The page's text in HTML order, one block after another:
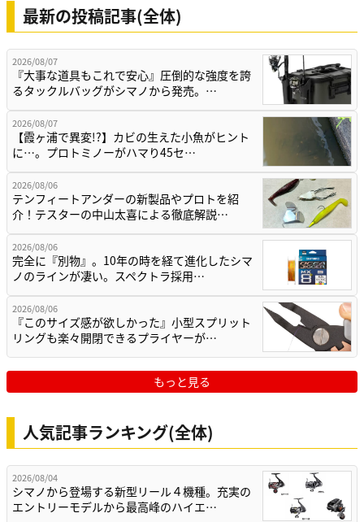
最新の投稿記事(全体)
2026/08/07
『大事な道具もこれで安心』圧倒的な強度を誇
るタックルバッグがシマノから発売。…
2026/08/07
【霞ヶ浦で異変!?】カビの生えた小魚がヒント
に…。プロトミノーがハマり45セ…
2026/08/06
テンフィートアンダーの新製品やプロトを紹
介！テスターの中山太喜による徹底解説…
2026/08/06
完全に『別物』。10年の時を経て進化したシマ
ノのラインが凄い。スペクトラ採用…
2026/08/06
『このサイズ感が欲しかった』小型スプリット
リングも楽々開閉できるプライヤーが…
もっと見る
人気記事ランキング(全体)
2026/08/04
シマノから登場する新型リール４機種。充実の
エントリーモデルから最高峰のハイエ…